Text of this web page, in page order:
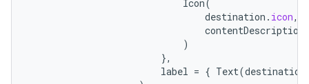
Icon(
destination . icon,
contentDescription
)
},
label = { Text(destination